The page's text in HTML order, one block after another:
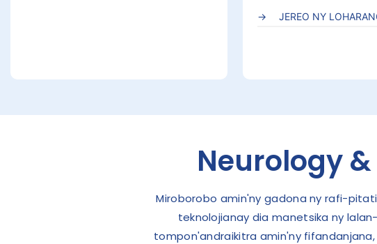
JEREO NY
Neurology
Miroborobo amin'ny gadona ny rafi-
teknolojianay dia manetsika ny
tompon'andraikitra amin'ny